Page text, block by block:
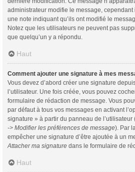
administrateur modifie le message,
une note indiquant qu’ils ont modifié le
Notez que les utilisateurs ne peuvent pas
que quelqu’un y a répondu.
Haut
Comment ajouter une signature à mes
Vous devez d’abord créer une signature
l’utilisateur. Une fois créée, vous pouvez
formulaire de rédaction de message. Vous
par défaut à tous vos messages en activant
signature » à partir du panneau de l’utilisateur
-> Modifier les préférences de message). Par
empêcher une signature d’être ajoutée à un
Attacher ma signature dans le formulaire de
Haut